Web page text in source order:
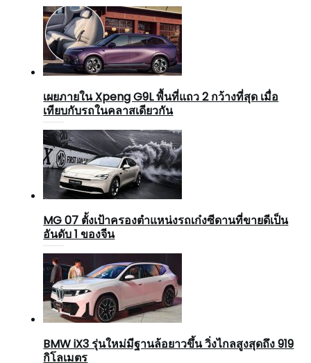
เผยภายใน Xpeng G9L พื้นที่แถว 2 กว้างที่สุด เมื่อ
เทียบกับรถในคลาสเดียวกัน
MG 07 ตั้งเป้าครองตำแหน่งรถเก๋งซีดานที่ขายดีเป็น
อันดับ 1 ของจีน
BMW iX3 รุ่นใหม่มีฐานล้อยาวขึ้น วิ่งไกลสูงสุดถึง 919
กิโลเมตร